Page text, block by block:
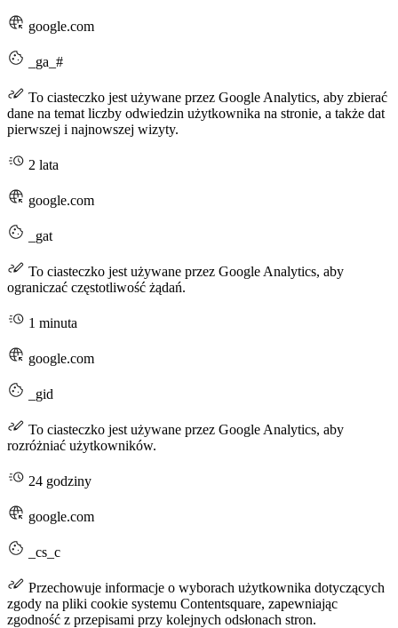
google.com
_ga_#
To ciasteczko jest używane przez Google Analytics, aby zbierać
dane na temat liczby odwiedzin użytkownika na stronie, a także dat
pierwszej i najnowszej wizyty.
2 lata
google.com
_gat
To ciasteczko jest używane przez Google Analytics, aby
ograniczać częstotliwość żądań.
1 minuta
google.com
_gid
To ciasteczko jest używane przez Google Analytics, aby
rozróżniać użytkowników.
24 godziny
google.com
_cs_c
Przechowuje informacje o wyborach użytkownika dotyczących
zgody na pliki cookie systemu Contentsquare, zapewniając
zgodność z przepisami przy kolejnych odsłonach stron.